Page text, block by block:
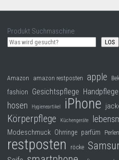
Produkt Suchmaschine
LOS
Amazon amazon restposten apple
fashion Gesichtspflege Handpflege
hosen Hygieneartikel iPhone
Körperpflege Küchengeräte
Modeschmuck Ohrringe parfüm
restposten röcke